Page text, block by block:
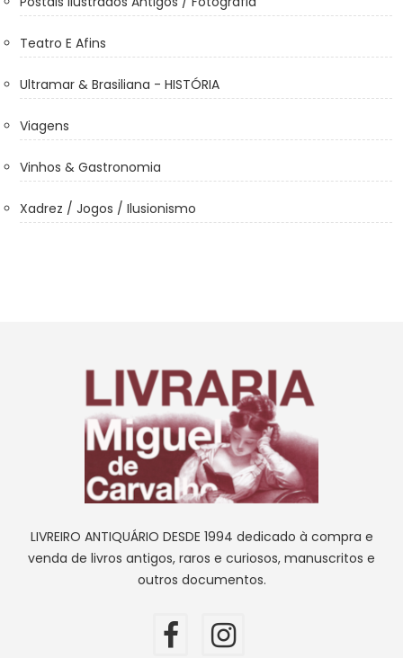
Teatro E Afins
Ultramar & Brasiliana - HISTÓRIA
Viagens
Vinhos & Gastronomia
Xadrez / Jogos / Ilusionismo
LIVREIRO ANTIQUÁRIO DESDE 1994 dedicado à compra e
venda de livros antigos, raros e curiosos, manuscritos e
outros documentos.